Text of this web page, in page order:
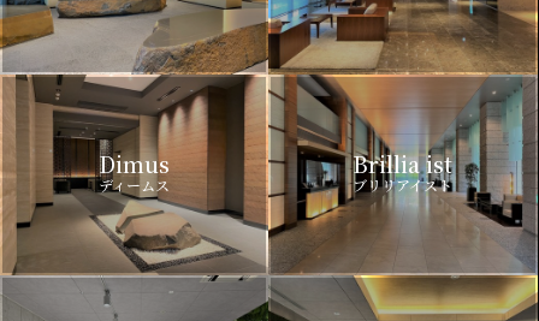
Dimus
ディームス
Brillia ist
ブリリアイスト